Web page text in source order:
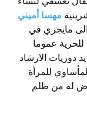
مهسا أميني
الى مايجري في
للحرية عموما
دوريات الارشاد
للمرأة
له من ظلم